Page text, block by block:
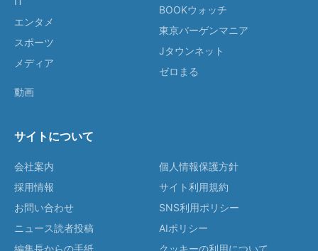
エンタメ
スポーツ
メディア
動画
BOOKウォッチ
東京バーゲンマニア
Jタウンネット
ゼロまる
サイトについて
会社案内
採用情報
お問い合わせ
ニュース読者投稿
編集長からの手紙
個人情報保護方針
サイト利用規約
SNS利用ポリシー
AIポリシー
クッキーの利用について